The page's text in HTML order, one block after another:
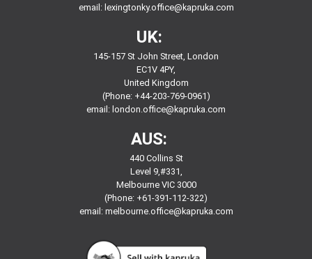
email: lexingtonky.office@kapruka.com
UK:
145-157 St John Street, London
EC1V 4PY,
United Kingdom
(Phone: +44-203-769-0961)
email: london.office@kapruka.com
AUS:
440 Collins St
Level 9,#331,
Melbourne VIC 3000
(Phone: +61-391-112-322)
email: melbourne.office@kapruka.com